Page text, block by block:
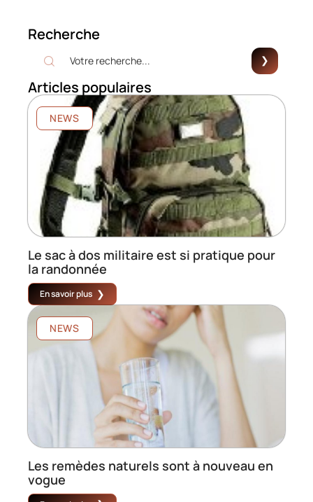
Recherche
Articles populaires
NEWS
Le sac à dos militaire est si pratique pour
la randonnée
En savoir plus
NEWS
Les remèdes naturels sont à nouveau en
vogue